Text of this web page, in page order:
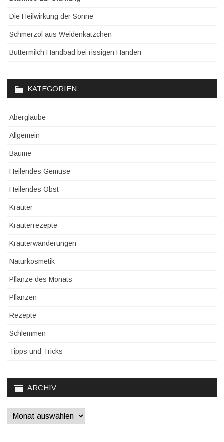
Die Heilwirkung der Sonne
Schmerzöl aus Weidenkätzchen
Buttermilch Handbad bei rissigen Händen
KATEGORIEN
Aberglaube
Allgemein
Bäume
Heilendes Gemüse
Heilendes Obst
Kräuter
Kräuterrezepte
Kräuterwanderungen
Naturkosmetik
Pflanze des Monats
Pflanzen
Rezepte
Schlemmen
Tipps und Tricks
ARCHIV
Archiv